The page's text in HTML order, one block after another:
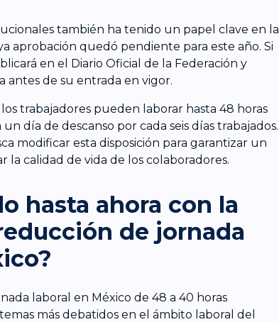
también ha tenido un papel clave en la
aprobación quedó pendiente para este año. Si
en el Diario Oficial de la Federación y
antes de su entrada en vigor.
trabajadores pueden laborar hasta 48 horas
día de descanso por cada seis días trabajados.
modificar esta disposición para garantizar un
la calidad de vida de los colaboradores.
hasta ahora con la
de jornada
laboral en México de 48 a 40 horas
más debatidos en el ámbito laboral del